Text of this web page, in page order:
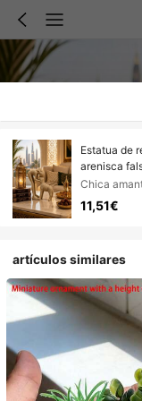
Estatua de
arenisca
Adecuado
escritorio y
mascotas -
Chica
11,51€
artículos similares